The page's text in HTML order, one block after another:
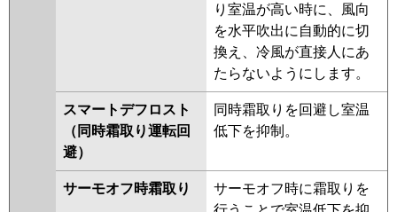
り室温が高い時に、風向
を水平吹出に自動的に切
換え、冷風が直接人にあ
たらないようにします。
スマートデフロスト
（同時霜取り運転回
避）
同時霜取りを回避し室温
低下を抑制。
サーモオフ時霜取り
サーモオフ時に霜取りを